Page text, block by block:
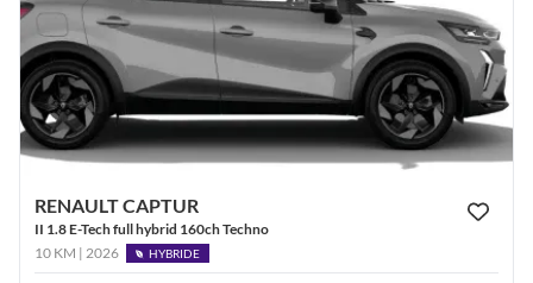
RENAULT CAPTUR
II 1.8 E-Tech full hybrid 160ch Techno
10 KM | 2026
HYBRIDE